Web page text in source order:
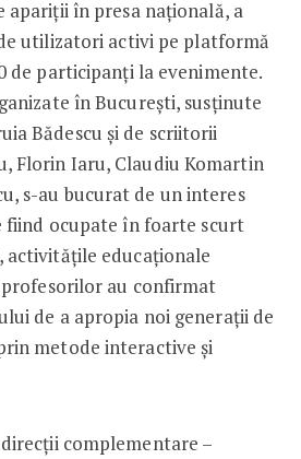
apariții în presa națională, a
utilizatori activi pe platformă
de participanți la evenimente.
în București, susținute
Bădescu și de scriitorii
Florin Iaru, Claudiu Komartin
s-au bucurat de un interes
fiind ocupate în foarte scurt
activitățile educaționale
au confirmat
de a apropia noi generații de
metode interactive și
complementare –